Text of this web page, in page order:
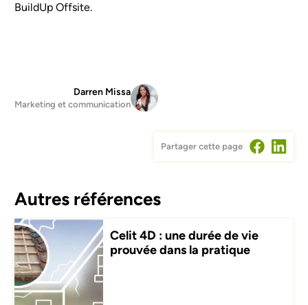
BuildUp Offsite.
Darren Missa
Marketing et communication
Partager cette page
Autres références
de vie
RÉNOVATION
Rénovation